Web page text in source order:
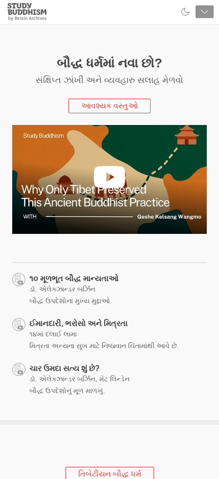
Close
Study
Buddhism
બૌદ્ધ ધર્મમાં નવા છો?
સંક્ષિપ્ત ઝાંખી અને વ્યવહારુ સલાહ મેળવો
આવશ્યક વસ્તુઓ
૧૦ મૂળભૂત બૌદ્ધ માન્યતાઓ
ડૉ. એલેક્ઝાન્ડર બર્ઝિન
બૌદ્ધ ઉપદેશોના મુખ્ય મુદ્દાઓ.
ઈમાનદારી, ભરોસો અને મિત્રતા
૧૪માં દલાઈ લામા
મિત્રતા અન્યના સુખ માટે નિષ્ઠાવાન ચિંતામાંથી આવે છે.
ચાર ઉમદા સત્ય શું છે?
ડૉ. એલેક્ઝાન્ડર બર્ઝિન, મેટ લિન્ડેન
બૌદ્ધ ઉપદેશોનું મૂળ માળખું.
તિબેટીયન બૌદ્ધ ધર્મ